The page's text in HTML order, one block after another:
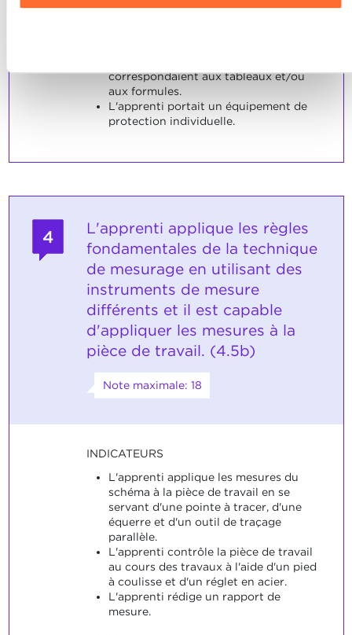
Charte d’usage des cookieset notrePolitique de
correspondaient aux tableaux et/ou
aux formules.
L'apprenti portait un équipement de
protection individuelle.
4
L'apprenti applique les règles
fondamentales de la technique
de mesurage en utilisant des
instruments de mesure
différents et il est capable
d'appliquer les mesures à la
pièce de travail. (4.5b)
Note maximale: 18
INDICATEURS
L'apprenti applique les mesures du
schéma à la pièce de travail en se
servant d'une pointe à tracer, d'une
équerre et d'un outil de traçage
parallèle.
L'apprenti contrôle la pièce de travail
au cours des travaux à l'aide d'un pied
à coulisse et d'un réglet en acier.
L'apprenti rédige un rapport de
mesure.